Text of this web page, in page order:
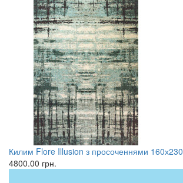
Килим Flore Illusion з просоченнями 160х230
4800.00 грн.